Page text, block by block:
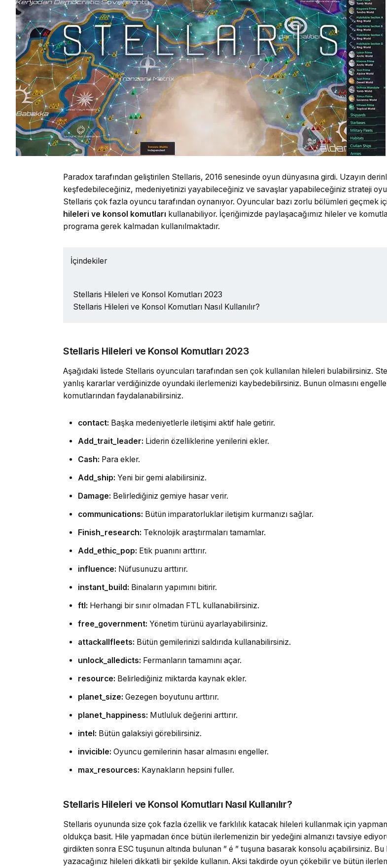
Paradox tarafından geliştirilen Stellaris, 2016 senesinde oyun dünyasına girdi. Uzayın
keşfedebileceğiniz, medeniyetinizi yayabileceğiniz ve savaşlar yapabileceğiniz strateji
Stellaris çok fazla oyuncu tarafından oynanıyor. Oyuncular bazı zorlu bölümleri geçmek
hileleri ve konsol komutları kullanabiliyor. İçeriğimizde paylaşacağımız hileler ve
programa gerek kalmadan kullanılmaktadır.
İçindekiler
Stellaris Hileleri ve Konsol Komutları 2023
Stellaris Hileleri ve Konsol Komutları Nasıl Kullanılır?
Stellaris Hileleri ve Konsol Komutları 2023
Aşağıdaki listede Stellaris oyuncuları tarafından sen çok kullanılan hileleri bulabilirsiniz.
yanlış kararlar verdiğinizde oyundaki ilerlemenizi kaybedebilirsiniz. Bunun olmasını
komutlarından faydalanabilirsiniz.
contact: Başka medeniyetlerle iletişimi aktif hale getirir.
Add_trait_leader: Liderin özelliklerine yenilerini ekler.
Cash: Para ekler.
Add_ship: Yeni bir gemi alabilirsiniz.
Damage: Belirlediğiniz gemiye hasar verir.
communications: Bütün imparatorluklar iletişim kurmanızı sağlar.
Finish_research: Teknolojik araştırmaları tamamlar.
Add_ethic_pop: Etik puanını arttırır.
influence: Nüfusunuzu arttırır.
instant_build: Binaların yapımını bitirir.
ftl: Herhangi bir sınır olmadan FTL kullanabilirsiniz.
free_government: Yönetim türünü ayarlayabilirsiniz.
attackallfleets: Bütün gemilerinizi saldırıda kullanabilirsiniz.
unlock_alledicts: Fermanların tamamını açar.
resource: Belirlediğiniz miktarda kaynak ekler.
planet_size: Gezegen boyutunu arttırır.
planet_happiness: Mutluluk değerini arttırır.
intel: Bütün galaksiyi görebilirsiniz.
invicible: Oyuncu gemilerinin hasar almasını engeller.
max_resources: Kaynakların hepsini fuller.
Stellaris Hileleri ve Konsol Komutları Nasıl Kullanılır?
Stellaris oyununda size çok fazla özellik ve farklılık katacak hileleri kullanmak için
oldukça basit. Hile yapmadan önce bütün ilerlemenizin bir yedeğini almanızı tavsiye
girdikten sonra ESC tuşunun altında bulunan ” é ” tuşuna basarak konsolu açabilirsiniz. Bu
yazacağınız hileleri dikkatli bir şekilde kullanın. Aksi takdirde oyun çökebilir ve bütün